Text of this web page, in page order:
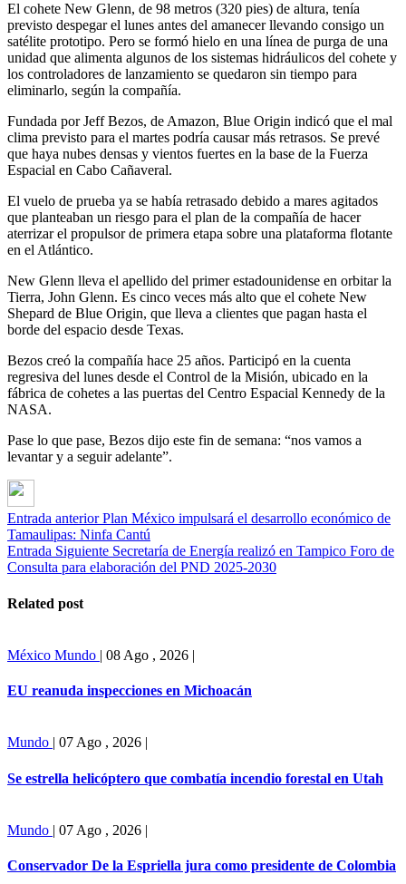
El cohete New Glenn, de 98 metros (320 pies) de altura, tenía
previsto despegar el lunes antes del amanecer llevando consigo un
satélite prototipo. Pero se formó hielo en una línea de purga de una
unidad que alimenta algunos de los sistemas hidráulicos del cohete y
los controladores de lanzamiento se quedaron sin tiempo para
eliminarlo, según la compañía.
Fundada por Jeff Bezos, de Amazon, Blue Origin indicó que el mal
clima previsto para el martes podría causar más retrasos. Se prevé
que haya nubes densas y vientos fuertes en la base de la Fuerza
Espacial en Cabo Cañaveral.
El vuelo de prueba ya se había retrasado debido a mares agitados
que planteaban un riesgo para el plan de la compañía de hacer
aterrizar el propulsor de primera etapa sobre una plataforma flotante
en el Atlántico.
New Glenn lleva el apellido del primer estadounidense en orbitar la
Tierra, John Glenn. Es cinco veces más alto que el cohete New
Shepard de Blue Origin, que lleva a clientes que pagan hasta el
borde del espacio desde Texas.
Bezos creó la compañía hace 25 años. Participó en la cuenta
regresiva del lunes desde el Control de la Misión, ubicado en la
fábrica de cohetes a las puertas del Centro Espacial Kennedy de la
NASA.
Pase lo que pase, Bezos dijo este fin de semana: “nos vamos a
levantar y a seguir adelante”.
Entrada anterior Plan México impulsará el desarrollo económico de
Tamaulipas: Ninfa Cantú
Entrada Siguiente Secretaría de Energía realizó en Tampico Foro de
Consulta para elaboración del PND 2025-2030
Related post
México Mundo | 08 Ago , 2026 |
EU reanuda inspecciones en Michoacán
Mundo | 07 Ago , 2026 |
Se estrella helicóptero que combatía incendio forestal en Utah
Mundo | 07 Ago , 2026 |
Conservador De la Espriella jura como presidente de Colombia